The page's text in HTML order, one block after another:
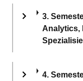
3.
Analytics,
4.